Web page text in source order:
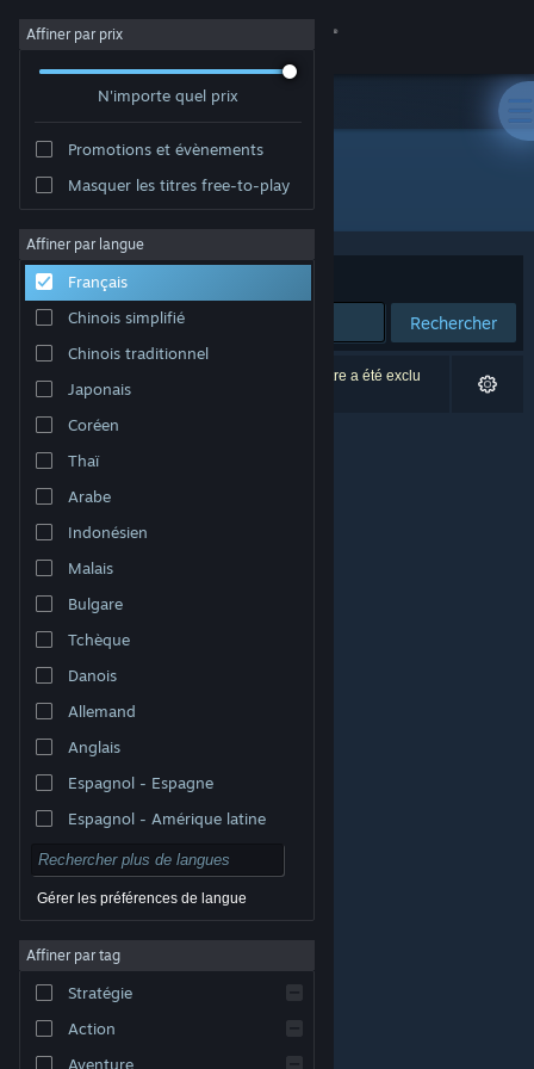
Se connecter
Magasin
À propos
Support
Changer la langue
Télécharger l'application mobile Steam
Voir version ordi. du site
© Valve Corporation. Tous droits réservés. Toutes les
titulaires aux États-Unis et dans d'autres pays.
Accessibilité
Remboursements
Affiner par prix
N'importe quel prix
Promotions et évènements
Masquer les titres free-to-play
Affiner par langue
Français
Chinois simplifié
Chinois traditionnel
Japonais
Coréen
Thaï
Arabe
Indonésien
Malais
Bulgare
Tchèque
Danois
Allemand
Anglais
Espagnol - Espagne
Espagnol - Amérique latine
Gérer les préférences de langue
Affiner par tag
Stratégie
Action
Aventure
Développement : Tech Turtles
Trier par Pertinence
Rechercher
0 résultats correspondent à votre recherche. 1 titre a été exclu
selon vos préférences.